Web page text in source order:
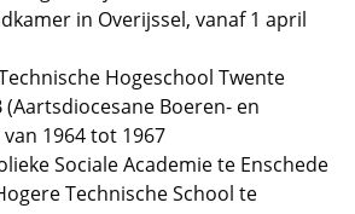
in Overijssel, vanaf 1 april
Hogeschool Twente
(Aartsdiocesane Boeren- en
1964 tot 1967
Sociale Academie te Enschede
Technische School te